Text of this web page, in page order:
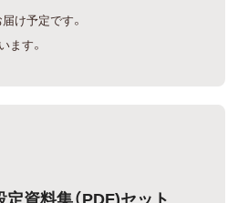
け予定です。
ます。
資料集（PDF)セット